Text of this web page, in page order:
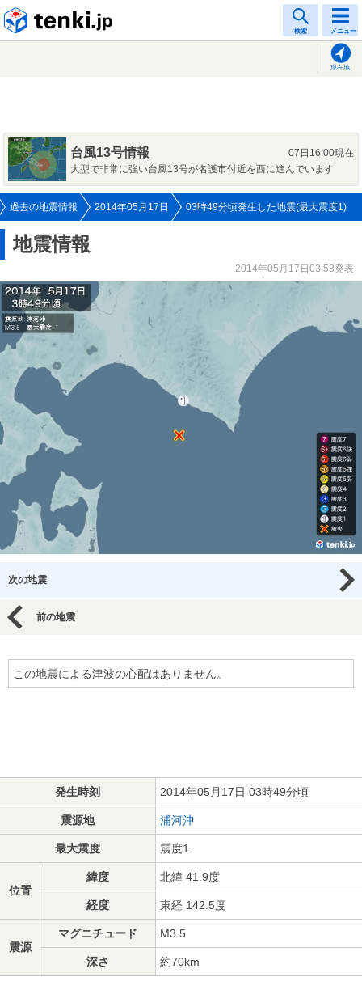
検索 メニュー
現在地
台風13号情報
07日16:00現在
大型で非常に強い台風13号が名護市付近を西に進んでいます
過去の地震情報 2014年05月17日 03時49分頃発生した地震(最大震度1)
地震情報
2014年05月17日03:53発表
次の地震
前の地震
この地震による津波の心配はありません。
発生時刻 2014年05月17日 03時49分頃
震源地 浦河沖
最大震度 震度1
位置
緯度 北緯 41.9度
経度 東経 142.5度
震源
マグニチュード M3.5
深さ 約70km